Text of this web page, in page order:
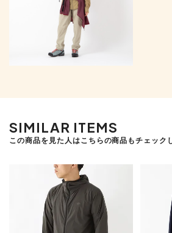
SIMILAR ITEMS
この商品を見た人はこちらの商品もチェック